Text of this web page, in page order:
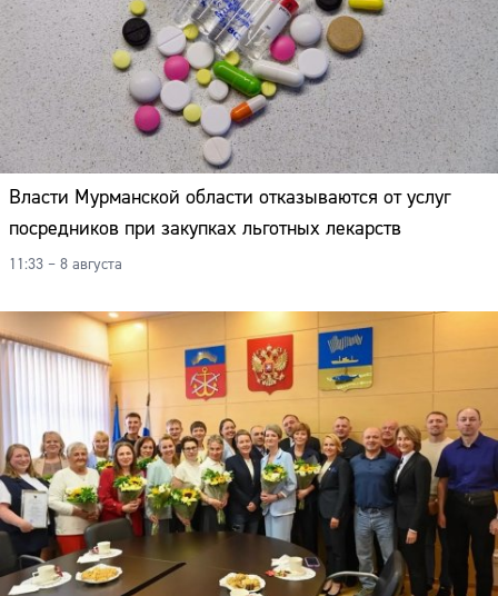
Власти Мурманской области отказываются от услуг
посредников при закупках льготных лекарств
11:33 – 8 августа